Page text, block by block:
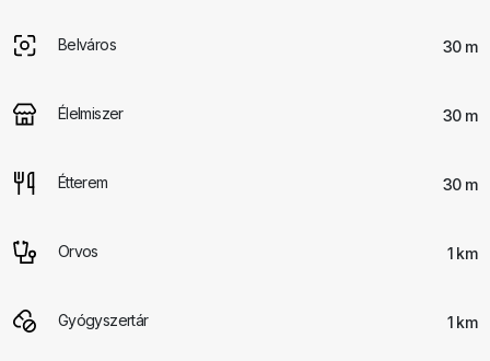
Belváros 30 m
Élelmiszer 30 m
Étterem 30 m
Orvos 1 km
Gyógyszertár 1 km